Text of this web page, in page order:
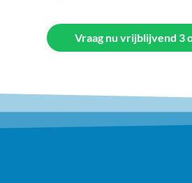
Vraag nu vrijblijvend 3